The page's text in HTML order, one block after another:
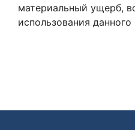
материальный ущерб,
использования данного